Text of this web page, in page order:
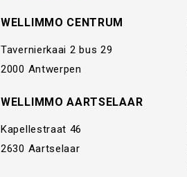
WELLIMMO CENTRUM
Tavernierkaai 2 bus 29
2000 Antwerpen
WELLIMMO AARTSELAAR
Kapellestraat 46
2630 Aartselaar